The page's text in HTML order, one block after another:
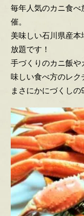
毎年人気のカニ食べ
催。
美味しい石川県産
放題です！
手づくりのカニ飯や
味しい食べ方のレク
まさにかにづくしの